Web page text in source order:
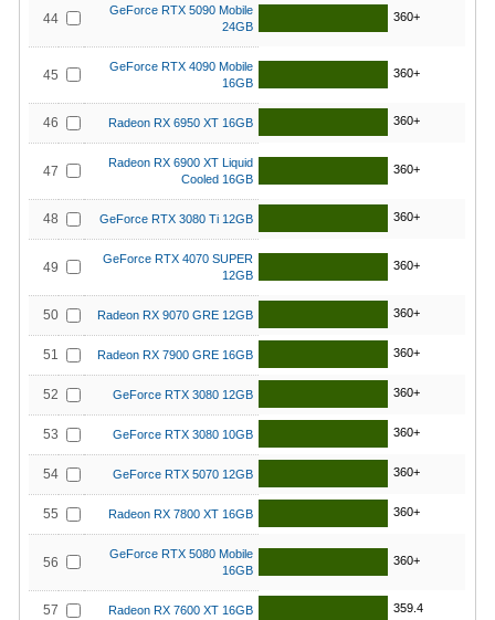
44
GeForce RTX 5090 Mobile
24GB
360+
45
GeForce RTX 4090 Mobile
16GB
360+
46 Radeon RX 6950 XT 16GB 360+
47
Radeon RX 6900 XT Liquid
Cooled 16GB
360+
48 GeForce RTX 3080 Ti 12GB 360+
49
GeForce RTX 4070 SUPER
12GB
360+
50 Radeon RX 9070 GRE 12GB 360+
51 Radeon RX 7900 GRE 16GB 360+
52 GeForce RTX 3080 12GB 360+
53 GeForce RTX 3080 10GB 360+
54 GeForce RTX 5070 12GB 360+
55 Radeon RX 7800 XT 16GB 360+
56
GeForce RTX 5080 Mobile
16GB
360+
57 Radeon RX 7600 XT 16GB 359.4